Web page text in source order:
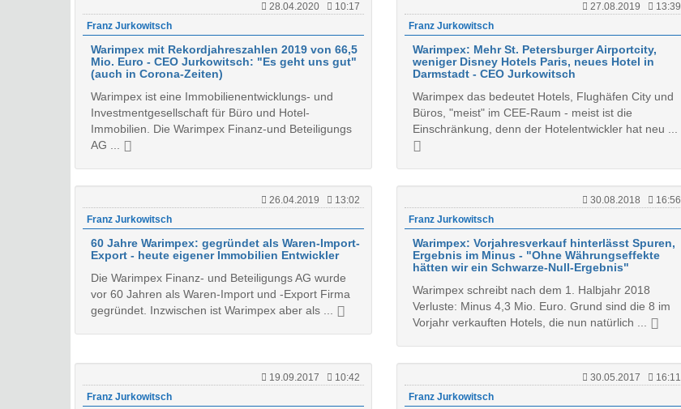
28.04.2020
10:17
Franz Jurkowitsch
Warimpex mit Rekordjahreszahlen 2019 von 66,5
Mio. Euro - CEO Jurkowitsch: "Es geht uns gut"
(auch in Corona-Zeiten)
Warimpex ist eine Immobilienentwicklungs- und
Investmentgesellschaft für Büro und Hotel-
Immobilien. Die Warimpex Finanz-und Beteiligungs
AG ...
27.08.2019
13:39
Franz Jurkowitsch
Warimpex: Mehr St. Petersburger Airportcity,
weniger Disney Hotels Paris, neues Hotel in
Darmstadt - CEO Jurkowitsch
Warimpex das bedeutet Hotels, Flughäfen City und
Büros, "meist" im CEE-Raum - meist ist die
Einschränkung, denn der Hotelentwickler hat neu ...
26.04.2019
13:02
Franz Jurkowitsch
60 Jahre Warimpex: gegründet als Waren-Import-
Export - heute eigener Immobilien Entwickler
Die Warimpex Finanz- und Beteiligungs AG wurde
vor 60 Jahren als Waren-Import und -Export Firma
gegründet. Inzwischen ist Warimpex aber als ...
30.08.2018
16:56
Franz Jurkowitsch
Warimpex: Vorjahresverkauf hinterlässt Spuren,
Ergebnis im Minus - "Ohne Währungseffekte
hätten wir ein Schwarze-Null-Ergebnis"
Warimpex schreibt nach dem 1. Halbjahr 2018
Verluste: Minus 4,3 Mio. Euro. Grund sind die 8 im
Vorjahr verkauften Hotels, die nun natürlich ...
19.09.2017
10:42
Franz Jurkowitsch
30.05.2017
16:11
Franz Jurkowitsch